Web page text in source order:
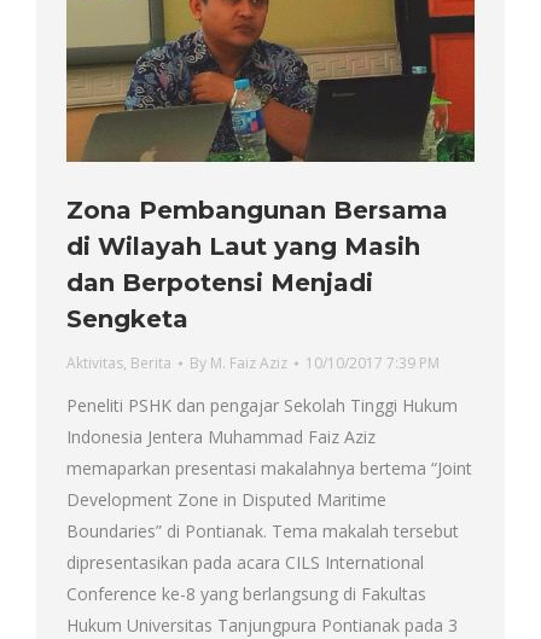
Zona Pembangunan Bersama
di Wilayah Laut yang Masih
dan Berpotensi Menjadi
Sengketa
Aktivitas, Berita By M. Faiz Aziz 10/10/2017 7:39 PM
Peneliti PSHK dan pengajar Sekolah Tinggi Hukum
Indonesia Jentera Muhammad Faiz Aziz
memaparkan presentasi makalahnya bertema “Joint
Development Zone in Disputed Maritime
Boundaries” di Pontianak. Tema makalah tersebut
dipresentasikan pada acara CILS International
Conference ke-8 yang berlangsung di Fakultas
Hukum Universitas Tanjungpura Pontianak pada 3